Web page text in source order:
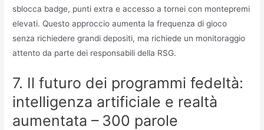
sblocca badge, punti extra e accesso a tornei con montepremi
elevati. Questo approccio aumenta la frequenza di gioco
senza richiedere grandi depositi, ma richiede un monitoraggio
attento da parte dei responsabili della RSG.
7. Il futuro dei programmi fedeltà:
intelligenza artificiale e realtà
aumentata – 300 parole